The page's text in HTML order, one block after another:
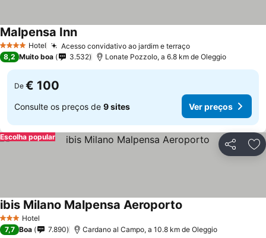
4 EstrelasHotel Acesso convidativo ao jardim e terraço
Malpensa Inn
8,2 Muito boa 3.532 Lonate Pozzolo, a 6.8 km de Oleggio
De € 100
Consulte os preços de 9 sites Ver preços
Partilhar
Escolha popular
3 EstrelasHotel
ibis Milano Malpensa Aeroporto
7,7 Boa 7.890 Cardano al Campo, a 10.8 km de Oleggio